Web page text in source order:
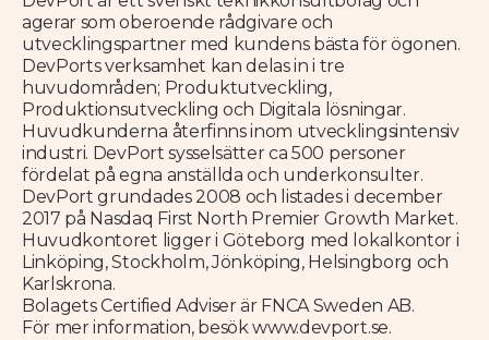
agerar som oberoende rådgivare och
utvecklingspartner med kundens bästa för ögonen.
DevPorts verksamhet kan delas in i tre
huvudområden; Produktutveckling,
Produktionsutveckling och Digitala lösningar.
Huvudkunderna återfinns inom utvecklingsintensiv
industri. DevPort sysselsätter ca 500 personer
fördelat på egna anställda och underkonsulter.
DevPort grundades 2008 och listades i december
2017 på Nasdaq First North Premier Growth Market.
Huvudkontoret ligger i Göteborg med lokalkontor i
Linköping, Stockholm, Jönköping, Helsingborg och
Karlskrona.
Bolagets Certified Adviser är FNCA Sweden AB.
För mer information, besök www.devport.se.